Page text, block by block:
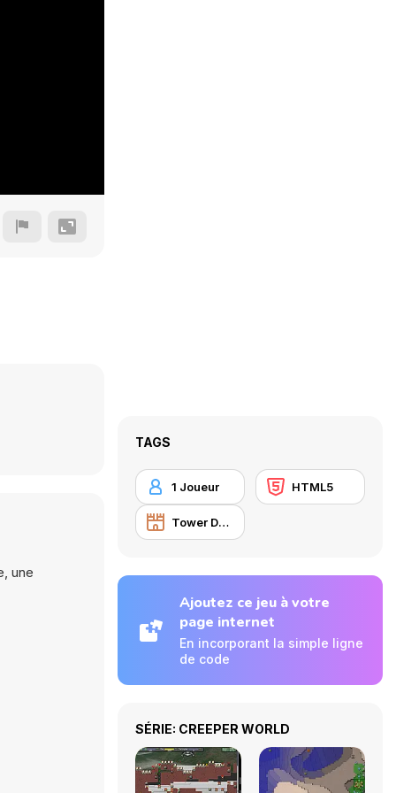
une
TAGS
1 Joueur HTML5
Tower Defense
Ajoutez ce jeu à votre
page internet
En incorporant la simple ligne
de code
SÉRIE: CREEPER WORLD